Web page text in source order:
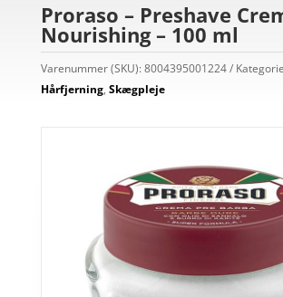
Proraso – Preshave
Nourishing – 100 ml
Varenummer (SKU):8004395001224
Hårfjerning, Skægpleje